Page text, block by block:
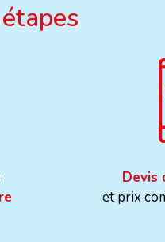
et prix